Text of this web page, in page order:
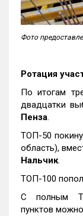
Фото
Ротация
По итогам
двадцатки
Пенза.
ТОП-50
область),
Нальчик.
ТОП-100
С полным
пунктов